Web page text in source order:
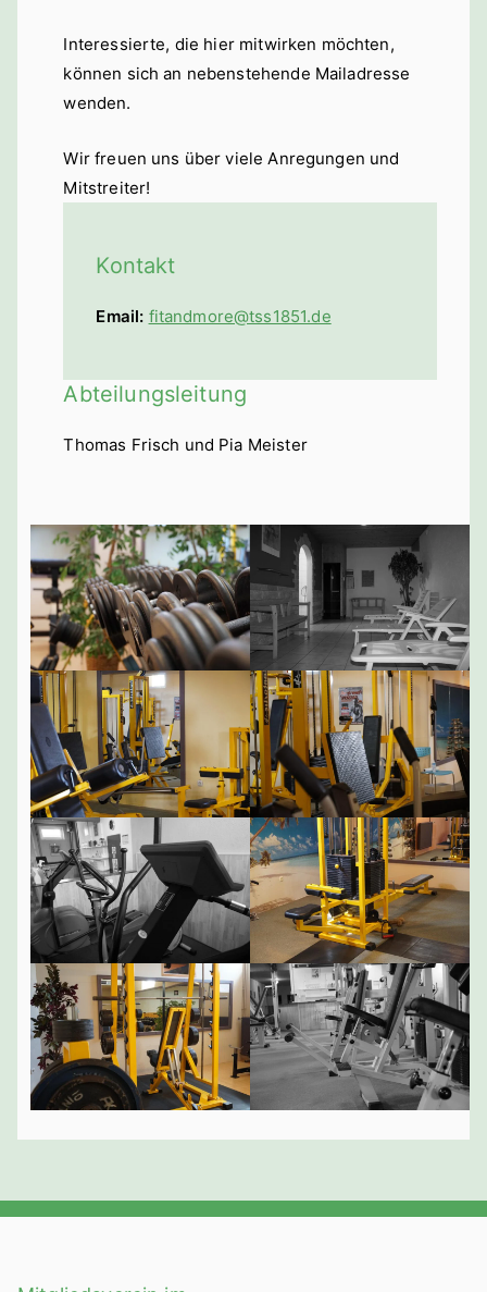
Interessierte, die hier mitwirken möchten,
können sich an nebenstehende Mailadresse
wenden.
Wir freuen uns über viele Anregungen und
Mitstreiter!
Kontakt
Email: fitandmore@tss1851.de
Abteilungsleitung
Thomas Frisch und Pia Meister